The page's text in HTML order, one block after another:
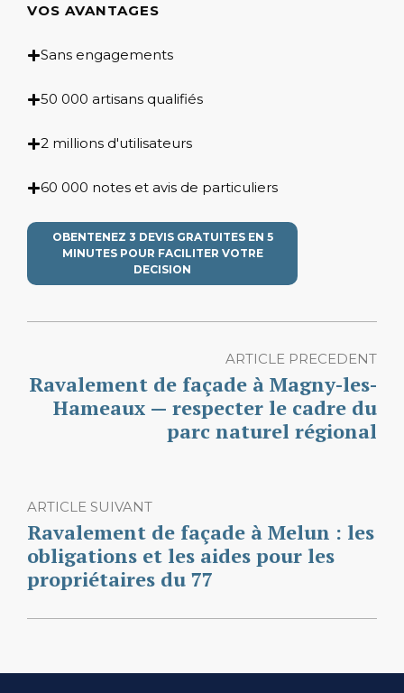
VOS AVANTAGES
Sans engagements
50 000 artisans qualifiés
2 millions d'utilisateurs
60 000 notes et avis de particuliers
OBENTENEZ 3 DEVIS GRATUITES EN 5
MINUTES POUR FACILITER VOTRE
DECISION
ARTICLE PRECEDENT
Ravalement de façade à Magny-les-
Hameaux — respecter le cadre du
parc naturel régional
ARTICLE SUIVANT
Ravalement de façade à Melun : les
obligations et les aides pour les
propriétaires du 77